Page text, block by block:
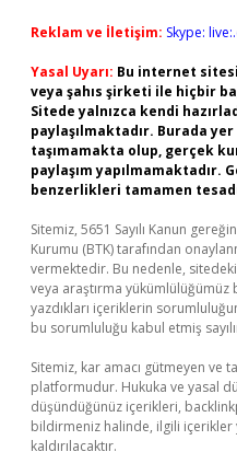
Reklam ve İletişim: Skype:
Yasal Uyarı: Bu internet
veya şahıs şirketi ile hiçbir
Sitede yalnızca kendi
paylaşılmaktadır. Burada
taşımamakta olup, gerçek
paylaşım yapılmamaktadır.
benzerlikleri tamamen
Sitemiz, 5651 Sayılı Kanun
Kurumu (BTK) tarafından
vermektedir. Bu nedenle,
veya araştırma
yazdıkları içeriklerin
bu sorumluluğu kabul etmiş
Sitemiz, kar amacı gütmeyen ve
platformudur. Hukuka ve yasal
düşündüğünüz içerikleri,
bildirmeniz halinde, ilgili
kaldırılacaktır.